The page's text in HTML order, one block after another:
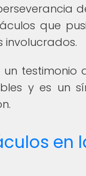
que
involucrados.
un
y es un
en